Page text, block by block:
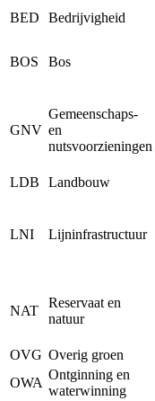
BED
Bedrijvigheid
BOS Bos
GNV
Gemeenschaps-
en
nutsvoorzieningen
LDB
Landbouw
LNI Lijninfrastructuur
NAT
Reservaat en
natuur
OVG Overig groen
OWA
Ontginning en
waterwinning